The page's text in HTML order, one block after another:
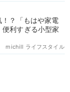
？「もはや家電
利すぎる小型家
michill ライフスタイル